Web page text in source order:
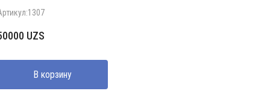
UZS
В корзину